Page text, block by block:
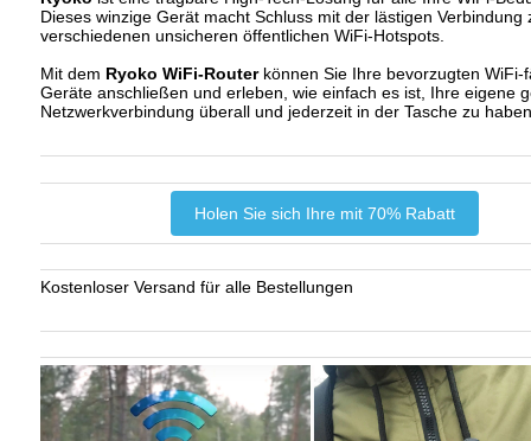
Dieses winzige Gerät macht Schluss mit der lästigen Verbindung
verschiedenen unsicheren öffentlichen WiFi-Hotspots.
Mit dem Ryoko WiFi-Routerkönnen Sie Ihre bevorzugten WiFi-
Geräte anschließen und erleben, wie einfach es ist, Ihre eigene
Netzwerkverbindung überall und jederzeit in der Tasche zu
Holen Sie sich Ihre mit 70% Rabatt
Kostenloser Versand für alle Bestellungen